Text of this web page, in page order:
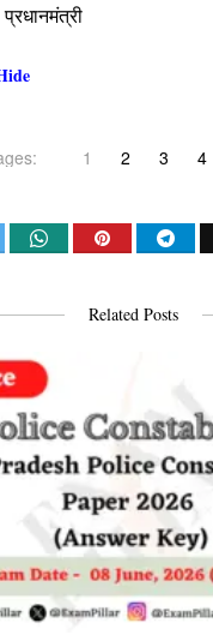
1 2 3 4
Related Posts